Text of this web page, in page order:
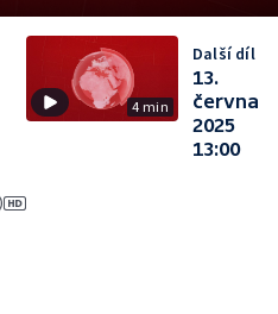
4 min
Další díl
13.
června
2025
13:00